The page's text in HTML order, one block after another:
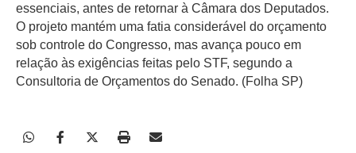
essenciais, antes de retornar à Câmara dos Deputados.
O projeto mantém uma fatia considerável do orçamento
sob controle do Congresso, mas avança pouco em
relação às exigências feitas pelo STF, segundo a
Consultoria de Orçamentos do Senado. (Folha SP)